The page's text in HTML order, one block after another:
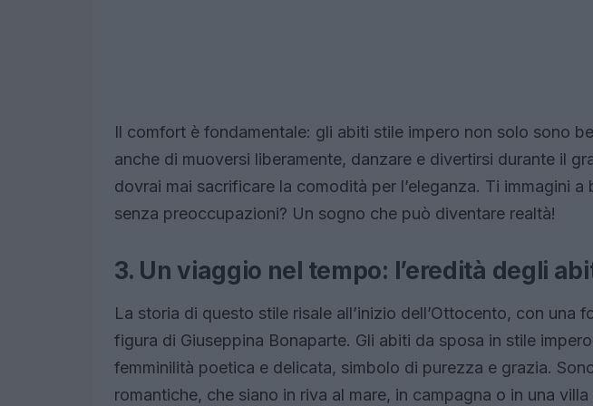
Il comfort è fondamentale: gli abiti stile impero non solo sono
anche di muoversi liberamente, danzare e divertirsi durante il
dovrai mai sacrificare la comodità per l’eleganza. Ti immagini a
senza preoccupazioni? Un sogno che può diventare realtà!
3. Un viaggio nel tempo: l’eredità degli
La storia di questo stile risale all’inizio dell’Ottocento, con una
figura di Giuseppina Bonaparte. Gli abiti da sposa in stile
femminilità poetica e delicata, simbolo di purezza e grazia.
romantiche, che siano in riva al mare, in campagna o in una